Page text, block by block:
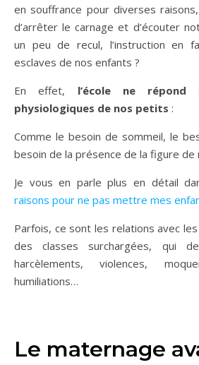
en souffrance pour diverses
d’arrêter le carnage et d’écouter
un peu de recul, l’instruction en
esclaves de nos enfants ?
En effet, l’école ne répond
physiologiques de nos petits :
Comme le besoin de sommeil, le
besoin de la présence de la figure
Je vous en parle plus en détail
raisons pour ne pas mettre mes
Parfois, ce sont les relations avec
des classes surchargées, qui
harcèlements, violences,
humiliations…
Le maternage